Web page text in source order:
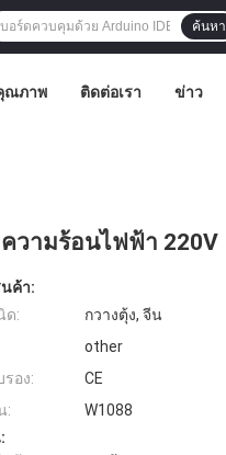
ค้นหา
ณภาพ ติดต่อเรา ข่าว
วามร้อนไฟฟ้า 220V
ค้า:
ด:
กวางตุ้ง, จีน
other
อง:
CE
:
W1088